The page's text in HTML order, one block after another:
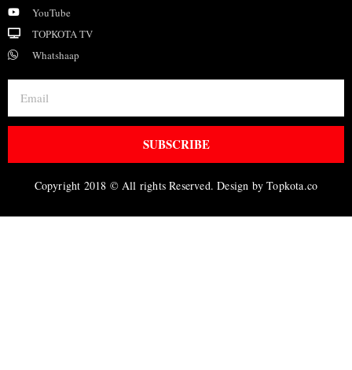
YouTube
TOPKOTA TV
Whatshaap
SUBSCRIBE
Copyright 2018 © All rights Reserved. Design by Topkota.co